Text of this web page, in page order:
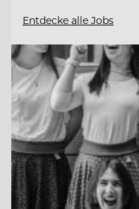
Entdecke alle Jobs